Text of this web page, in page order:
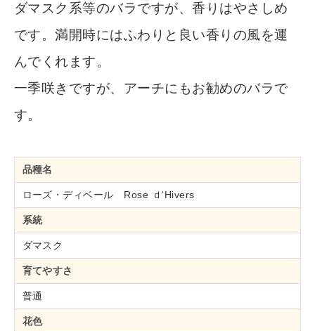
ダマスク系等のバラですが、香りはやさしめ
です。満開時にはふわりと良い香りの風を運
んでくれます。
一季咲きですが、アーチにもお勧めのバラで
す。
品種名
ローズ・ディベール Rose ｄ‘Hivers
系統
ダマスク
育てやすさ
普通
花色